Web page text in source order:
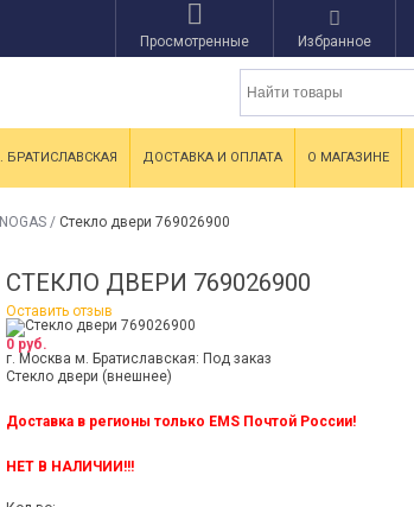
Просмотренные Избранное
ДОСТАВКА И ОПЛАТА О МАГАЗИНЕ
/ Стекло двери 769026900
СТЕКЛО ДВЕРИ 769026900
Оставить отзыв
0 руб.
г. Москва м. Братиславская: Под заказ
Стекло двери (внешнее)
Доставка в регионы только EMS Почтой России!
НЕТ В НАЛИЧИИ!!!